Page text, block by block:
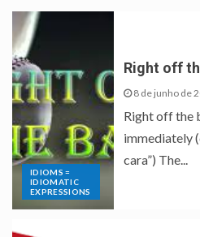
IDIOMS =
IDIOMATIC
EXPRESSIONS
Right off
8 de junho de
Right off the
immediately
cara”) The...